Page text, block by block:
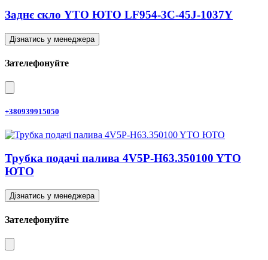
Заднє скло YTO ЮТО LF954-3C-45J-1037Y
Дізнатись у менеджера
Зателефонуйте
+380939915050
Трубка подачі палива 4V5P-H63.350100 YTO
ЮТО
Дізнатись у менеджера
Зателефонуйте